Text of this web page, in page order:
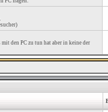
den PC zu tun hat aber in keine der